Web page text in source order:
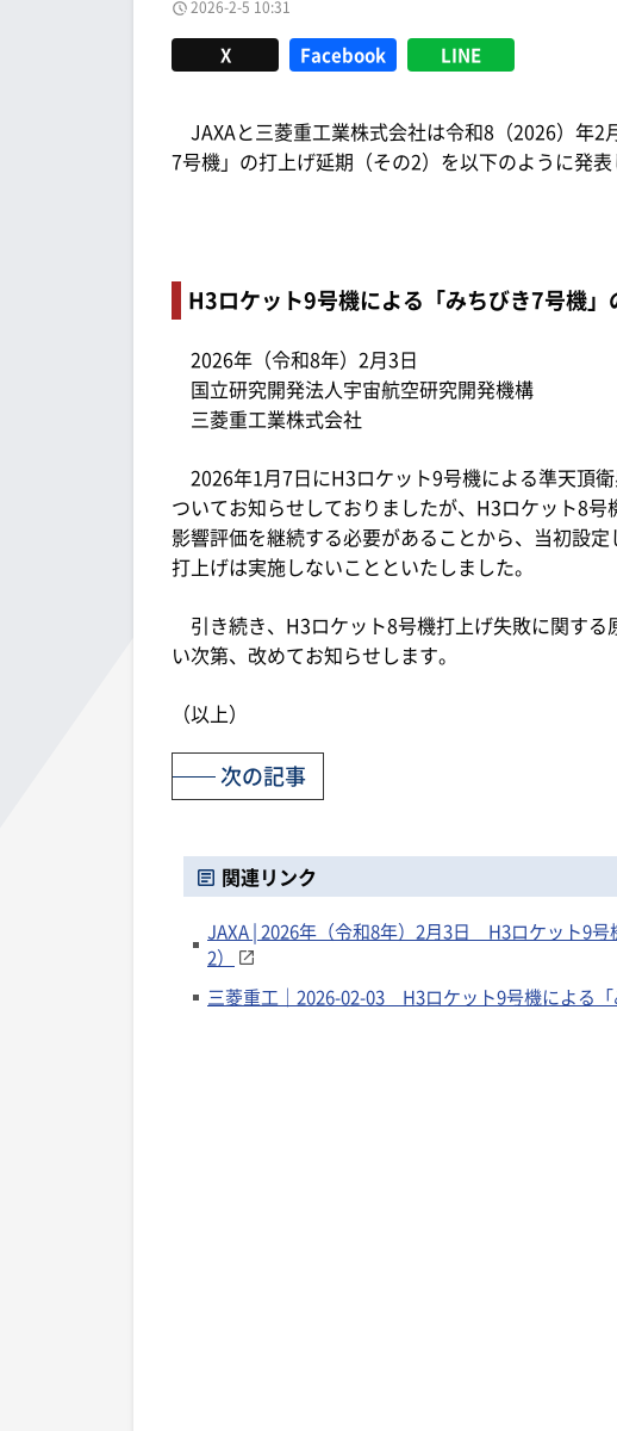
2026-2-5 10:31
X Facebook LINE
JAXAと三菱重工業株式会社は令和8（2026）年
7号機」の打上げ延期（その2）を以下のように発表
H3ロケット9号機による「みちびき7号機」
2026年（令和8年）2月3日
国立研究開発法人宇宙航空研究開発機構
三菱重工業株式会社
2026年1月7日にH3ロケット9号機による準天頂
ついてお知らせしておりましたが、H3ロケット8
影響評価を継続する必要があることから、当初設
打上げは実施しないことといたしました。
引き続き、H3ロケット8号機打上げ失敗に関す
い次第、改めてお知らせします。
（以上）
次の記事
関連リンク
JAXA | 2026年（令和8年）2月3日 H3ロケット9
2）
三菱重工｜2026-02-03 H3ロケット9号機による「